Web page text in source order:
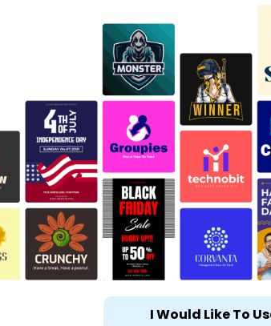
I Would Like To